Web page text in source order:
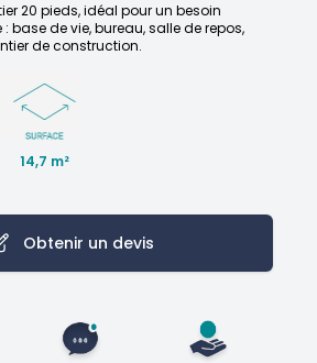
20 pieds, idéal pour un besoin
base de vie, bureau, salle de repos,
de construction.
14,7 m²
Obtenir un devis